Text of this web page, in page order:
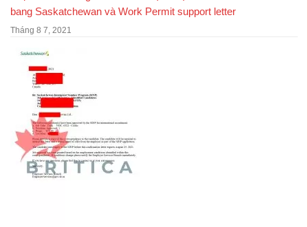
bang Saskatchewan và Work Permit support letter
Tháng 8 7, 2021